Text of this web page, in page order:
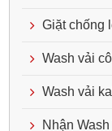
Giặt chống
Wash vải
Wash vải
Nhận